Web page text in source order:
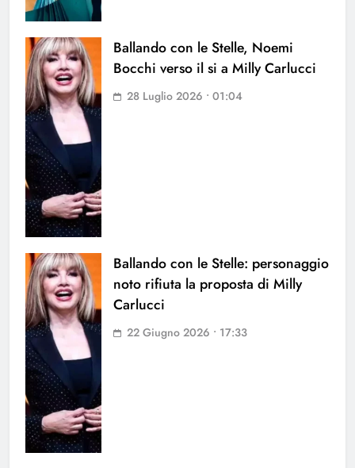
Ballando con le Stelle, Noemi
Bocchi verso il si a Milly Carlucci
28 Luglio 2026 • 01:04
Ballando con le Stelle: personaggio
noto rifiuta la proposta di Milly
Carlucci
22 Giugno 2026 • 17:33